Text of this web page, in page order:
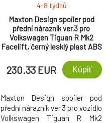
Maxton Design spoiler pod
přední nárazník ver.3 pro
Volkswagen Tiguan R Mk2
Facelift, černý lesklý plast ABS
4-8 týdnů
230.33 EUR Kúpiť
Maxton Design spoiler pod
přední nárazník ver.3 pro vozidlo
Volkswagen Tiguan R Mk2